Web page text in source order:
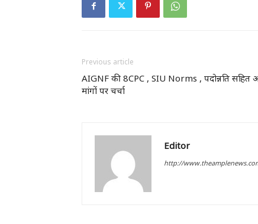
Previous article
AIGNF की 8CPC , SIU Norms , पदोन्नति सहित
मांगों पर चर्चा
Editor
http://